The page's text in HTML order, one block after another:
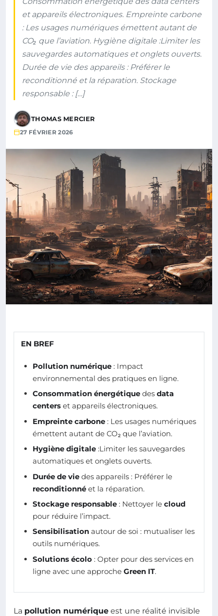
et appareils électroniques. Empreinte carbone
: Les usages numériques émettent autant de
CO₂ que l’aviation. Hygiène digitale :Limiter les
sauvegardes automatiques et onglets ouverts.
Durée de vie des appareils : Préférer le
reconditionné et la réparation. Stockage
responsable : […]
THOMAS MERCIER
27 FÉVRIER 2026
EN BREF
Pollution numérique : Impact
environnemental des pratiques en ligne.
Consommation énergétique des data
centers et appareils électroniques.
Empreinte carbone : Les usages numériques
émettent autant de CO₂ que l’aviation.
Hygiène digitale :Limiter les sauvegardes
automatiques et onglets ouverts.
Durée de vie des appareils : Préférer le
reconditionné et la réparation.
Stockage responsable : Nettoyer le cloud
pour réduire l’impact.
Sensibilisation autour de soi : mutualiser les
outils numériques.
Solutions écolo : Opter pour des services en
ligne avec une approche Green IT.
La pollution numérique est une réalité invisible